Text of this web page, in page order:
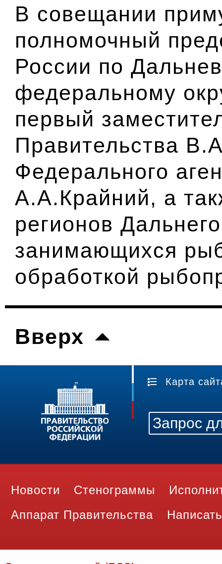
В совещании
полномочный
России по
федеральному
первый
Правительства
Федерального
А.А.Крайний, а
регионов
занимающихся
обработкой
Вверх
Карта
Новости Стенограммы
Аппарат Правительства